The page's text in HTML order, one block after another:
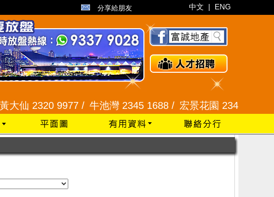
分享給朋友 中文 | ENG
仙 2320 9977 /牛池灣 2345 1688 /宏景花園 2345 2229 /